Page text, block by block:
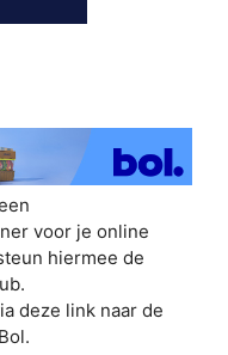
voor je online
hiermee de
deze link naar de